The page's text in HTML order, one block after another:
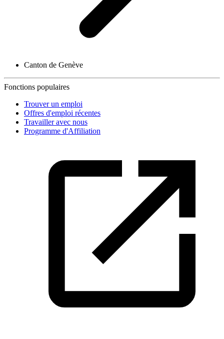
Canton de Genève
Fonctions populaires
Trouver un emploi
Offres d'emploi récentes
Travailler avec nous
Programme d'Affiliation